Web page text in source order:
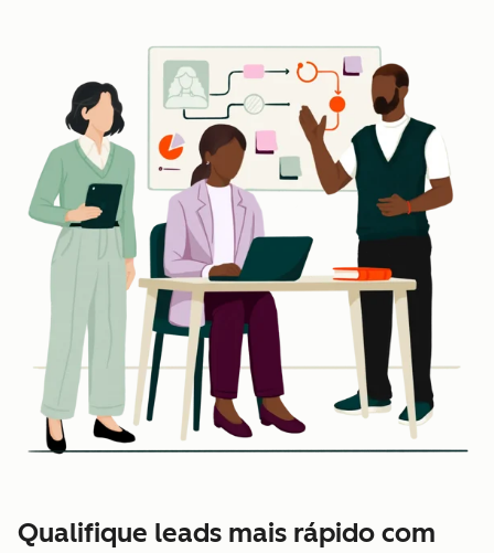
Qualifique leads mais rápido com